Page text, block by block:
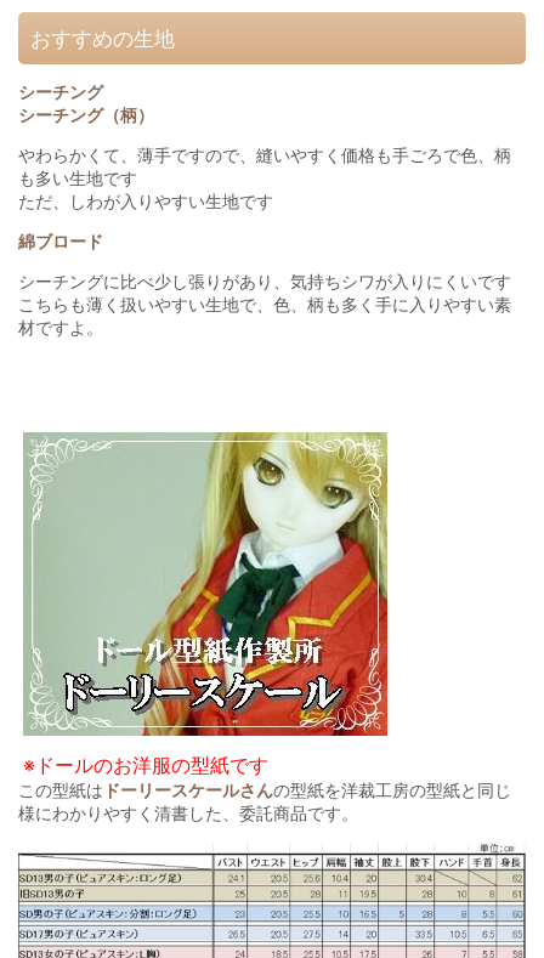
おすすめの生地
シーチング
シーチング（柄）
やわらかくて、薄手ですので、縫いやすく価格も手ごろで色、柄
も多い生地です
ただ、しわが入りやすい生地です
綿ブロード
シーチングに比べ少し張りがあり、気持ちシワが入りにくいです
こちらも薄く扱いやすい生地で、色、柄も多く手に入りやすい素
材ですよ。
※ドールのお洋服の型紙です
この型紙は ドーリースケールさんの型紙を洋裁工房の型紙と同じ
様にわかりやすく清書した、委託商品です。